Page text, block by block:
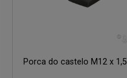
Porca do castelo M12 x 1,5